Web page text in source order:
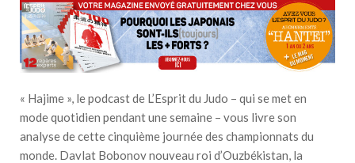
« Hajime », le podcast de L’Esprit du Judo – qui se met en
mode quotidien pendant une semaine – vous livre son
analyse de cette cinquième journée des championnats du
monde. Davlat Bobonov nouveau roi d’Ouzbékistan, la